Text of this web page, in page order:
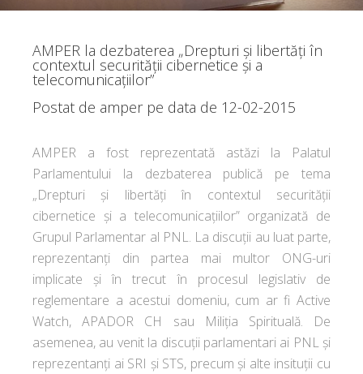
AMPER la dezbaterea „Drepturi şi libertăţi în
contextul securităţii cibernetice şi a
telecomunicaţiilor”
Postat de amperpe data de 12-02-2015
AMPER a fost reprezentată astăzi la Palatul
Parlamentului la dezbaterea publică pe tema
„Drepturi și libertăți în contextul securității
cibernetice și a telecomunicațiilor” organizată de
Grupul Parlamentar al PNL. La discuții au luat parte,
reprezentanți din partea mai multor ONG-uri
implicate și în trecut în procesul legislativ de
reglementare a acestui domeniu, cum ar fi Active
Watch, APADOR CH sau Miliția Spirituală. De
asemenea, au venit la discuții parlamentari ai PNL și
reprezentanți ai SRI și STS, precum și alte insituții cu